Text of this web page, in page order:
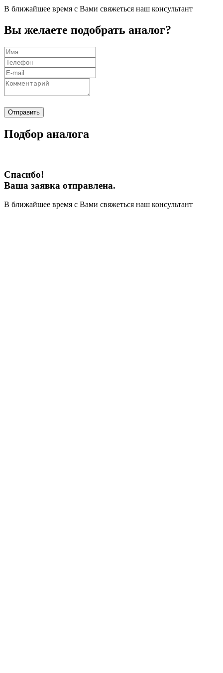
В ближайшее время с Вами свяжеться наш консультант
Вы желаете подобрать аналог?
Отправить
Подбор аналога
Спасибо!
Ваша заявка отправлена.
В ближайшее время с Вами свяжеться наш консультант